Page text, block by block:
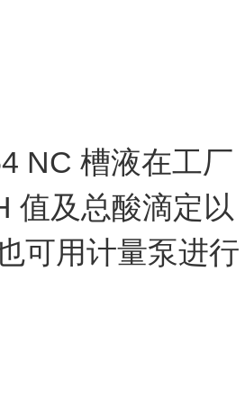
NC 槽液在工厂
值及总酸滴定以
可用计量泵进行